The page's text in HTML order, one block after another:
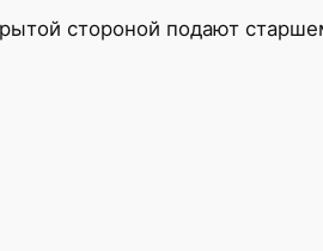
стороной подают